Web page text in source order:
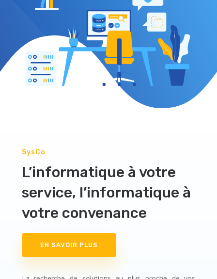
SysCo
L’informatique à votre
service, l’informatique à
votre convenance
EN SAVOIR PLUS